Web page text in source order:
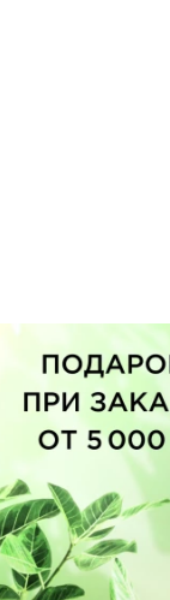
Очищающая маска